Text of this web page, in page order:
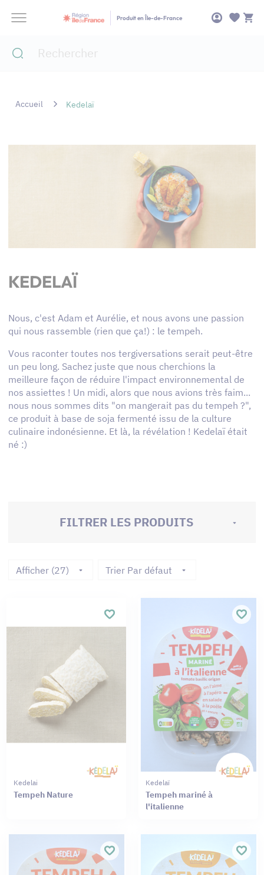
Produit en Île-de-France
Accueil Kedelaï
KEDELAÏ
Nous, c'est Adam et Aurélie, et nous avons une passion
qui nous rassemble (rien que ça!) : le tempeh.
Vous raconter toutes nos tergiversations serait peut-être
un peu long. Sachez juste que nous cherchions la
meilleure façon de réduire l'impact environnemental de
nos assiettes ! Un midi, alors que nous avions très faim...
nous nous sommes dits "on mangerait pas du tempeh ?",
ce produit à base de soja fermenté issu de la culture
culinaire indonésienne. Et là, la révélation ! Kedelaï était
né :)
FILTRER LES PRODUITS
Afficher (27) Trier Par défaut
Kedelai
Tempeh Nature
Kedelaï
Tempeh mariné à
l'italienne